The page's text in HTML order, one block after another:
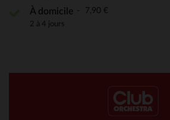
À domicile 7,90 €
2 à 4 jours